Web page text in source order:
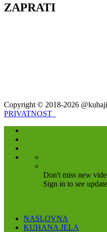
ZAPRATI
Copyright © 2018-2026
PRIVATNOST
Don't miss new
Sign in to see
NASLOVNA
KUHANA JELA